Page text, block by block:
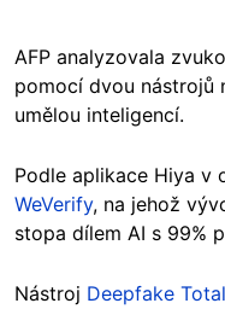
AFP analyzovala
pomocí dvou nástrojů
umělou inteligencí.
Podle aplikace Hiya v
WeVerify, na jehož
stopa dílem AI s 99%
Nástroj Deepfake Total